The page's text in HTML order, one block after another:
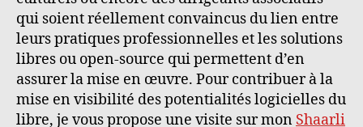
qui soient réellement convaincus du lien entre
leurs pratiques professionnelles et les solutions
libres ou open-source qui permettent d’en
assurer la mise en œuvre. Pour contribuer à la
mise en visibilité des potentialités logicielles du
libre, je vous propose une visite sur mon Shaarli